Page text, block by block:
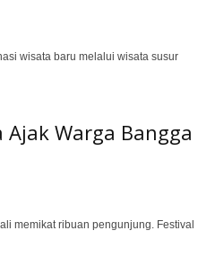
wisata baru melalui wisata susur
Warga Bangga
memikat ribuan pengunjung. Festival